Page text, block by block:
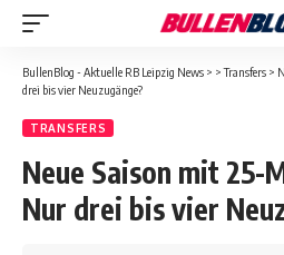
BullenBlog - Aktuelle RB Leipzig News > >Transfers >
drei bis vier Neuzugänge?
TRANSFERS
Neue Saison mit 25-
Nur drei bis vier